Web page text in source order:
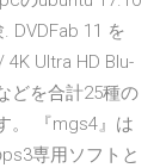
DVDFab 11 を
4K Ultra HD Blu-
どを合計25種の
。 『mgs4』は
専用ソフトと